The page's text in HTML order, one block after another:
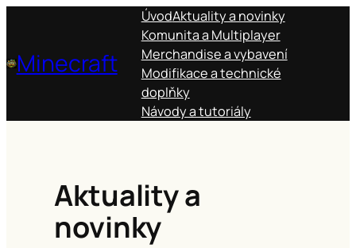
obsah
Minecraft
ÚvodAktuality a novinky
Komunita a Multiplayer
Merchandise a vybavení
Modifikace a technické
doplňky
Návody a tutoriály
Aktuality a
novinky